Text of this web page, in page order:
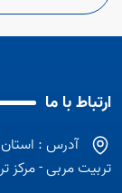
ارتباط با ما
آدرس : استان
تربیت مربی - مرکز